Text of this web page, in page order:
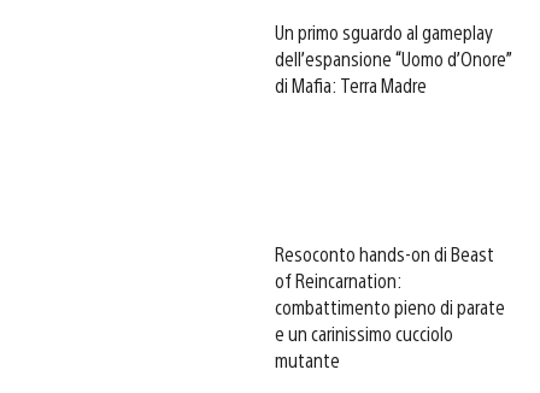
Un primo sguardo al gameplay
dell’espansione “Uomo d’Onore”
di Mafia: Terra Madre
Resoconto hands-on di Beast
of Reincarnation:
combattimento pieno di parate
e un carinissimo cucciolo
mutante